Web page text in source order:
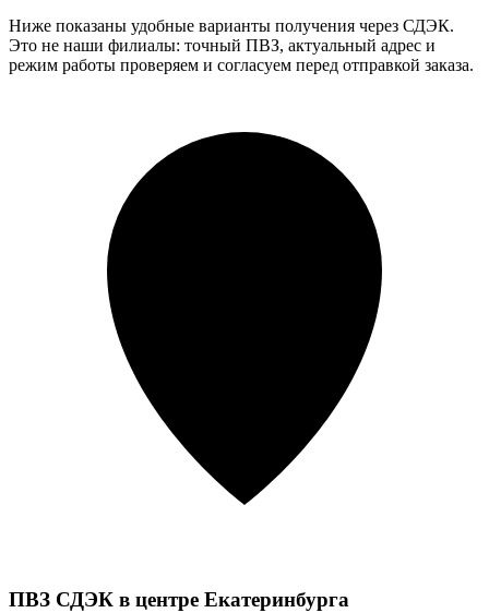
Ниже показаны удобные варианты получения через СДЭК.
Это не наши филиалы: точный ПВЗ, актуальный адрес и
режим работы проверяем и согласуем перед отправкой заказа.
ПВЗ СДЭК в центре Екатеринбурга